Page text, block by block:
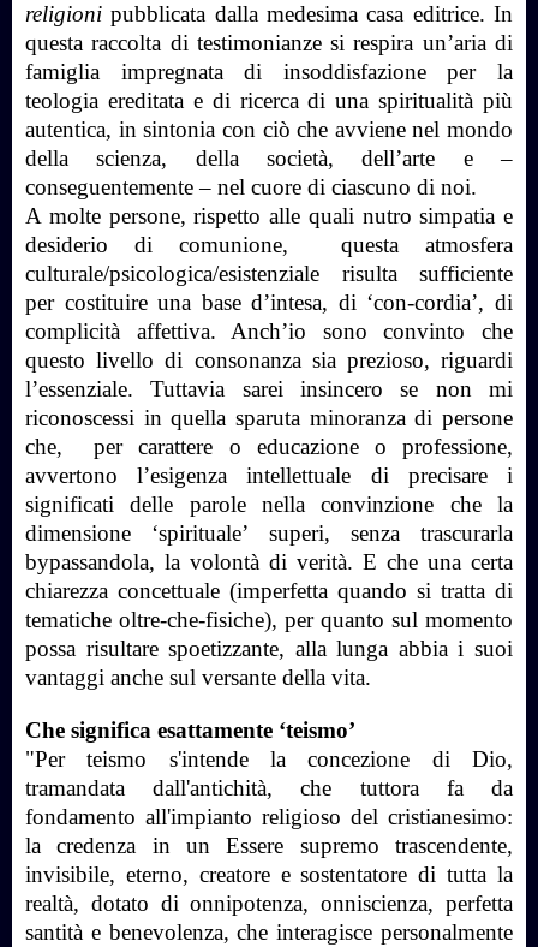
religionipubblicata dalla medesima casa editrice. In
questa raccolta di testimonianze si respira un’aria di
famiglia impregnata di insoddisfazione per la
teologia ereditata e di ricerca di una spiritualità più
autentica, in sintonia con ciò che avviene nel mondo
della scienza, della società, dell’arte e –
conseguentemente – nel cuore di ciascuno di noi.
A molte persone, rispetto alle quali nutro simpatia e
desiderio di comunione, questa atmosfera
culturale/psicologica/esistenziale risulta sufficiente
per costituire una base d’intesa, di ‘con-cordia’, di
complicità affettiva. Anch’io sono convinto che
questo livello di consonanza sia prezioso, riguardi
l’essenziale. Tuttavia sarei insincero se non mi
riconoscessi in quella sparuta minoranza di persone
che, per carattere o educazione o professione,
avvertono l’esigenza intellettuale di precisare i
significati delle parole nella convinzione che la
dimensione ‘spirituale’ superi, senza trascurarla
bypassandola, la volontà di verità. E che una certa
chiarezza concettuale (imperfetta quando si tratta di
tematiche oltre-che-fisiche), per quanto sul momento
possa risultare spoetizzante, alla lunga abbia i suoi
vantaggi anche sul versante della vita.
Che significa esattamente ‘teismo’
"Per teismo s'intende la concezione di Dio,
tramandata dall'antichità, che tuttora fa da
fondamento all'impianto religioso del cristianesimo:
la credenza in un Essere supremo trascendente,
invisibile, eterno, creatore e sostentatore di tutta la
realtà, dotato di onnipotenza, onniscienza, perfetta
santità e benevolenza, che interagisce personalmente